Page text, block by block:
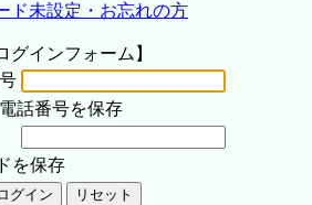
ド未設定・お忘れの方
グインフォーム】
話番号を保存
を保存